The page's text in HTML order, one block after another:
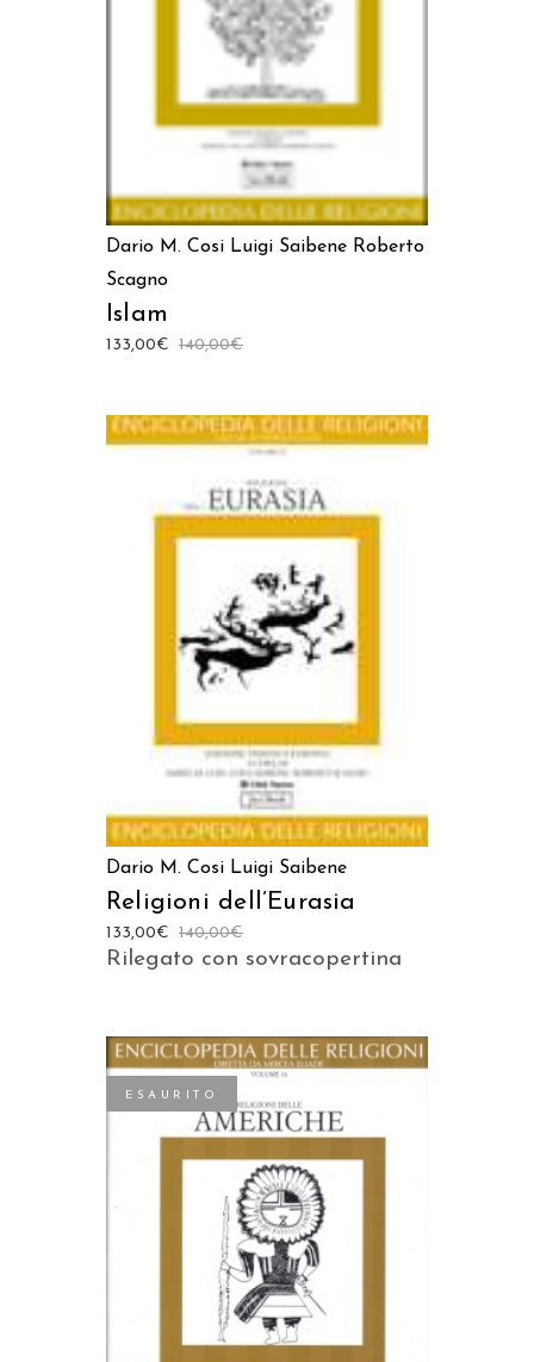
AGGIUNGI AL CARRELLO
Dario M. Cosi Luigi Saibene Roberto
Scagno
Islam
140,00€
133,00€
AGGIUNGI AL CARRELLO
Dario M. Cosi Luigi Saibene
Religioni dell’Eurasia
140,00€
133,00€
Rilegato con sovracopertina
ESAURITO
LEGGI TUTTO